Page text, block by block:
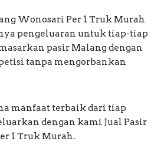
Wonosari Per 1 Truk Murah
pengeluaran untuk tiap-tiap
pasir Malang dengan
tanpa mengorbankan
manfaat terbaik dari tiap
dengan kami Jual Pasir
1 Truk Murah.